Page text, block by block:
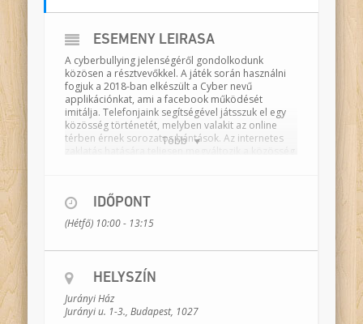
Több
ESEMÉNY LEÍRÁSA
A cyberbullying jelenségéről gondolkodunk
közösen a résztvevőkkel. A játék során használni
fogjuk a 2018-ban elkészült a Cyber nevű
applikációnkat, ami a facebook működését
imitálja. Telefonjaink segítségével játsszuk el egy
közösség történetét, melyben valakit az online
térben érnek sorozatos bántások. Az internetes
telepítjük a résztvevők telefonjaira és a két világ
egyszerre jelenik meg az előadásban. A történeten
keresztül lehetőség van jobban megismerni a
cyber-tér működését és a cyberbullying csapdáit.
Róbert, Kecskés Anna, Meszlényi-
Bodnár Zoltán, Udvari-Kardos Tímea
IDŐPONT
(Hétfő) 10:00 - 13:15
HELYSZÍN
Jurányi Ház
Jurányi u. 1-3., Budapest, 1027